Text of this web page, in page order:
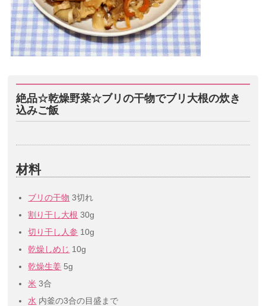
絶品☆乾燥野菜☆ブリの干物でブリ大根の炊き
込みご飯
材料
ブリの干物 3切れ
割り干し大根 30g
切り干し人参 10g
乾燥しめじ 10g
乾燥生姜 5g
米 3合
水 内釜の3合の目盛まで